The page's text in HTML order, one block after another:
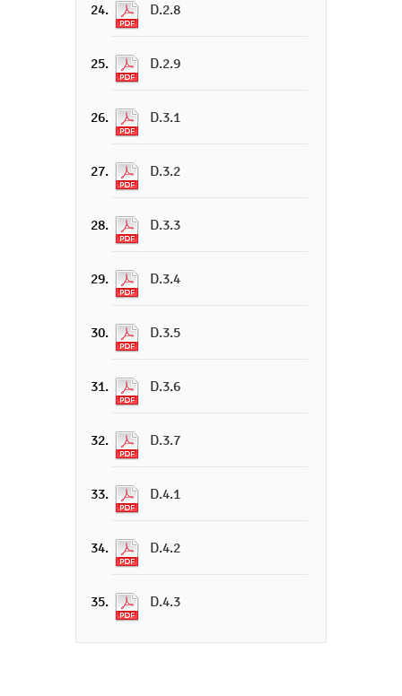
D.2.8
D.2.9
D.3.1
D.3.2
D.3.3
D.3.4
D.3.5
D.3.6
D.3.7
D.4.1
D.4.2
D.4.3